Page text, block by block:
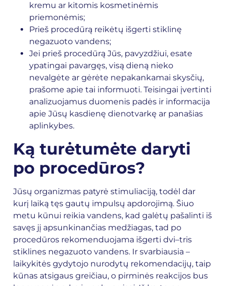
kremu ar kitomis kosmetinėmis
priemonėmis;
Prieš procedūrą reikėtų išgerti stiklinę
negazuoto vandens;
Jei prieš procedūrą Jūs, pavyzdžiui, esate
ypatingai pavargęs, visą dieną nieko
nevalgėte ar gėrėte nepakankamai skysčių,
prašome apie tai informuoti. Teisingai įvertinti
analizuojamus duomenis padės ir informacija
apie Jūsų kasdienę dienotvarkę ar panašias
aplinkybes.
Ką turėtumėte daryti
po procedūros?
Jūsų organizmas patyrė stimuliaciją, todėl dar
kurį laiką tęs gautų impulsų apdorojimą. Šiuo
metu kūnui reikia vandens, kad galėtų pašalinti iš
savęs jį apsunkinančias medžiagas, tad po
procedūros rekomenduojama išgerti dvi–tris
stiklines negazuoto vandens. Ir svarbiausia –
laikykitės gydytojo nurodytų rekomendacijų, taip
kūnas atsigaus greičiau, o pirminės reakcijos bus